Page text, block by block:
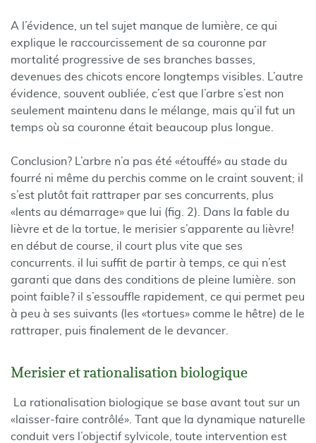
A l’évidence, un tel sujet manque de lumière, ce qui
explique le raccourcissement de sa couronne par
mortalité progressive de ses branches basses,
devenues des chicots encore longtemps visibles. L’autre
évidence, souvent oubliée, c’est que l’arbre s’est non
seulement maintenu dans le mélange, mais qu’il fut un
temps où sa couronne était beaucoup plus longue.
Conclusion? L’arbre n’a pas été «étouffé» au stade du
fourré ni même du perchis comme on le craint souvent; il
s’est plutôt fait rattraper par ses concurrents, plus
«lents au démarrage» que lui (fig. 2). Dans la fable du
lièvre et de la tortue, le merisier s’apparente au lièvre!
en début de course, il court plus vite que ses
concurrents. il lui suffit de partir à temps, ce qui n’est
garanti que dans des conditions de pleine lumière. son
point faible? il s’essouffle rapidement, ce qui permet peu
à peu à ses suivants (les «tortues» comme le hêtre) de le
rattraper, puis finalement de le devancer.
Merisier et rationalisation biologique
La rationalisation biologique se base avant tout sur un
«laisser-faire contrôlé». Tant que la dynamique naturelle
conduit vers l’objectif sylvicole, toute intervention est